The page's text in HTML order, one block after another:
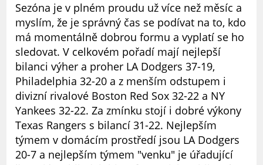
Sezóna je v plném proudu už více než měsíc a
myslím, že je správný čas se podívat na to, kdo
má momentálně dobrou formu a vyplatí se ho
sledovat. V celkovém pořadí mají nejlepší
bilanci výher a proher LA Dodgers 37-19,
Philadelphia 32-20 a z menším odstupem i
divizní rivalové Boston Red Sox 32-22 a NY
Yankees 32-22. Za zmínku stojí i dobré výkony
Texas Rangers s bilancí 31-22. Nejlepším
týmem v domácím prostředí jsou LA Dodgers
20-7 a nejlepším týmem "venku" je úřadující